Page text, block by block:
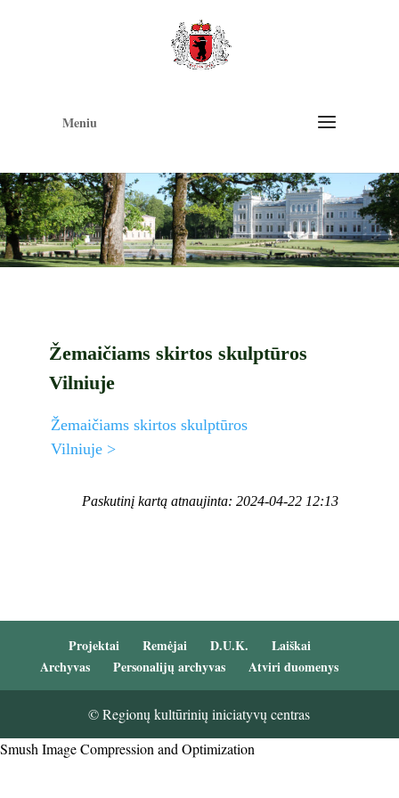
Meniu
Žemaičiams skirtos skulptūros
Vilniuje
Žemaičiams skirtos skulptūros
Vilniuje >
Paskutinį kartą atnaujinta: 2024-04-22 12:13
Projektai Remėjai D.U.K.
Laiškai
Archyvas
Personalijų archyvas Atviri duomenys
© Regionų kultūrinių iniciatyvų centras
Smush Image Compression and Optimization